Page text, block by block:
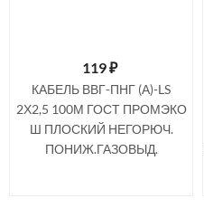
119₽
КАБЕЛЬ ВВГ-ПНГ (А)-LS
2Х2,5 100М ГОСТ ПРОМЭКО
Ш ПЛОСКИЙ НЕГОРЮЧ.
ПОНИЖ.ГАЗОВЫД.